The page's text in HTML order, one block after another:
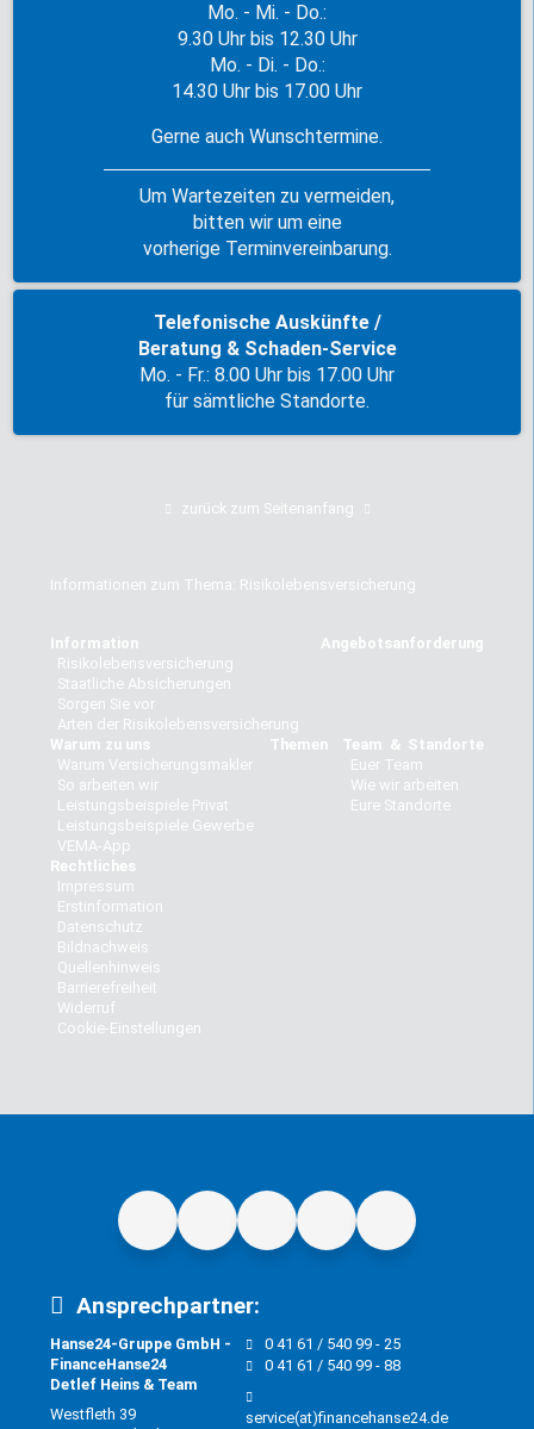
Mo. - Mi. - Do.:
9.30 Uhr bis 12.30 Uhr
Mo. - Di. - Do.:
14.30 Uhr bis 17.00 Uhr
Gerne auch Wunschtermine.
Um Wartezeiten zu vermeiden,
bitten wir um eine
vorherige Terminvereinbarung.
Telefonische Auskünfte /
Beratung & Schaden-Service
Mo. - Fr.: 8.00 Uhr bis 17.00 Uhr
für sämtliche Standorte.
zurück zum Seitenanfang
Informationen zum Thema: Risikolebensversicherung
Information
Risikolebensversicherung
Staatliche Absicherungen
Sorgen Sie vor
Arten der Risikolebensversicherung
Angebotsanforderung
Warum zu uns
Warum Versicherungsmakler
So arbeiten wir
Leistungsbeispiele Privat
Leistungsbeispiele Gewerbe
VEMA-App
Themen
Team & Standorte
Euer Team
Wie wir arbeiten
Eure Standorte
Rechtliches
Impressum
Erstinformation
Datenschutz
Bildnachweis
Quellenhinweis
Barrierefreiheit
Widerruf
Cookie-Einstellungen
Ansprechpartner:
Hanse24-Gruppe GmbH -
FinanceHanse24
Detlef Heins & Team
Westfleth 39
0 41 61 / 540 99 - 25
0 41 61 / 540 99 - 88
service(at)financehanse24.de